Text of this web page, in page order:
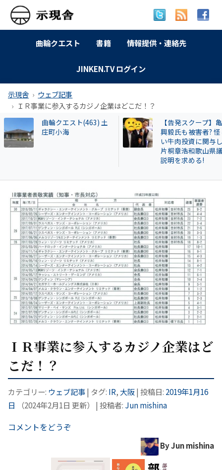
曲輪クエスト 書籍 情報提供・連絡先
JINKEN.TV ログイン
示現舎
ウェブ記事
ＩＲ事業に参入するカジノ企業はどこだ！？
【告発スクープ】亀田
興毅氏も被害者? 怪し
【名古屋市】なぜ
署員は保護した猫
場に戻したか？
遺棄事件が影響し
も
ＩＲ事業に参入するカジノ企業はど
こだ！？
カテゴリー: ウェブ記事| タグ: IR, 大阪| 投稿日: 2019年1月16
日
（2024年2月1日 更新） | 投稿者: Jun mishina
コメントをどうぞ
By Jun mishina